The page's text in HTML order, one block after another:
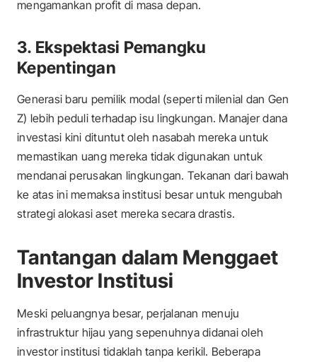
mengamankan profit di masa depan.
3. Ekspektasi Pemangku
Kepentingan
Generasi baru pemilik modal (seperti milenial dan Gen
Z) lebih peduli terhadap isu lingkungan. Manajer dana
investasi kini dituntut oleh nasabah mereka untuk
memastikan uang mereka tidak digunakan untuk
mendanai perusakan lingkungan. Tekanan dari bawah
ke atas ini memaksa institusi besar untuk mengubah
strategi alokasi aset mereka secara drastis.
Tantangan dalam Menggaet
Investor Institusi
Meski peluangnya besar, perjalanan menuju
infrastruktur hijau yang sepenuhnya didanai oleh
investor institusi tidaklah tanpa kerikil. Beberapa